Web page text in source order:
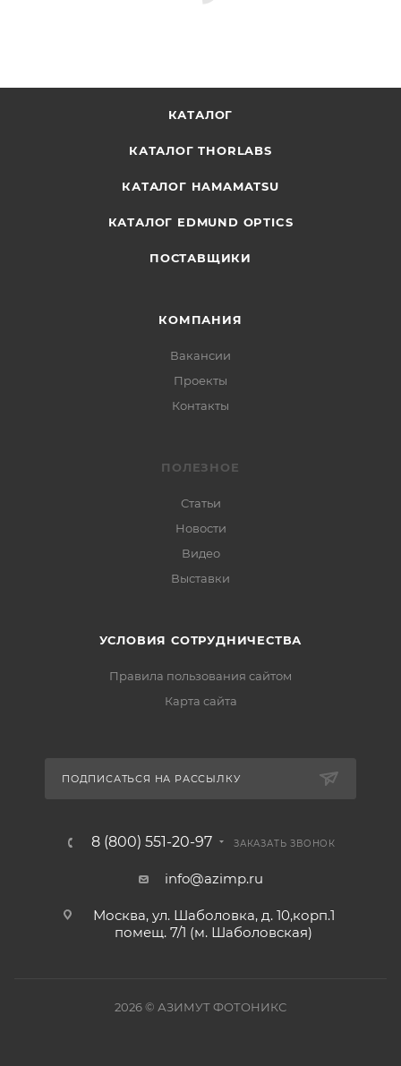
КАТАЛОГ
КАТАЛОГ THORLABS
КАТАЛОГ HAMAMATSU
КАТАЛОГ EDMUND OPTICS
ПОСТАВЩИКИ
КОМПАНИЯ
Вакансии
Проекты
Контакты
ПОЛЕЗНОЕ
Статьи
Новости
Видео
Выставки
УСЛОВИЯ СОТРУДНИЧЕСТВА
Правила пользования сайтом
Карта сайта
ПОДПИСАТЬСЯ НА РАССЫЛКУ
8 (800) 551-20-97 ЗАКАЗАТЬ ЗВОНОК
info@azimp.ru
Москва, ул. Шаболовка, д. 10,корп.1
помещ. 7/1 (м. Шаболовская)
2026© АЗИМУТ ФОТОНИКС